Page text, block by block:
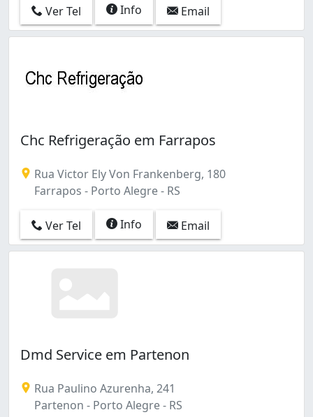
Ver Tel Info Email
Chc Refrigeração em Farrapos
Rua Victor Ely Von Frankenberg, 180
Farrapos - Porto Alegre - RS
Ver Tel Info Email
Dmd Service em Partenon
Rua Paulino Azurenha, 241
Partenon - Porto Alegre - RS